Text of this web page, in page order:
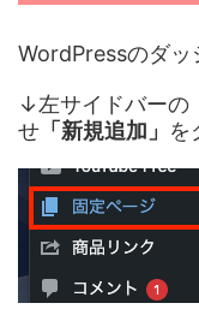
WordPressのダッ
↓左サイドバーの
せ 「新規追加」 を